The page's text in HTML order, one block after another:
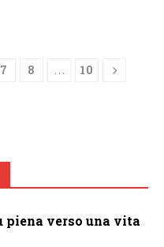
7 8 … 10
piena verso una vita